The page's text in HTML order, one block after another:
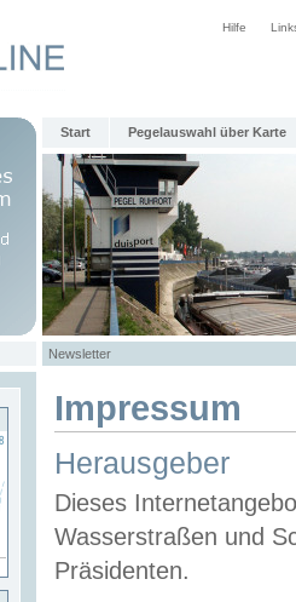
Hilfe
Start Pegelauswahl über Karte
Newsletter
Impressum
Herausgeber
Dieses
Wasserstraßen und
Präsidenten.